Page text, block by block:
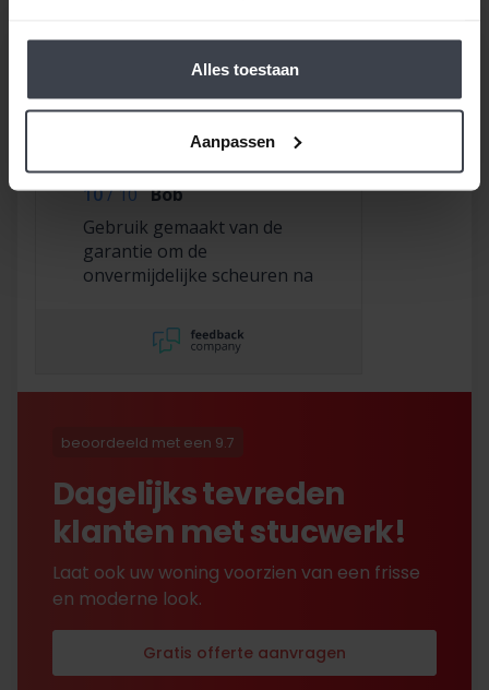
Alles toestaan
Aanpassen
116 reviews
10/10 Bob
Gebruik gemaakt van de
garantie om de
onvermijdelijke scheuren na
en dat hebben ze super
netjes gedaan!
beoordeeld met een 9.7
Dagelijks tevreden
klanten met stucwerk!
Laat ook uw woning voorzien van een frisse
en moderne look.
Gratis offerte aanvragen